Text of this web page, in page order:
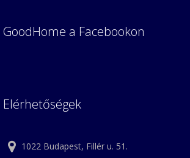
GoodHome a Facebookon
Elérhetőségek
1022 Budapest, Fillér u. 51.